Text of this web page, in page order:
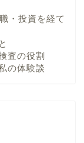
・投資を経て
査の役割
の体験談